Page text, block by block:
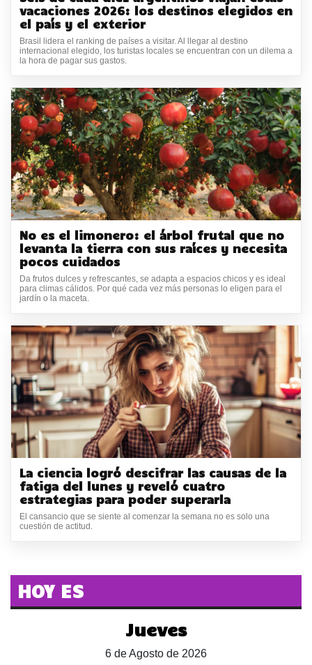
vacaciones 2026: los destinos elegidos en
el país y el exterior
Brasil lidera el ranking de países a visitar. Al llegar al destino
internacional elegido, los turistas locales se encuentran con un dilema a
la hora de pagar sus gastos.
No es el limonero: el árbol frutal que no
levanta la tierra con sus raíces y necesita
pocos cuidados
Da frutos dulces y refrescantes, se adapta a espacios chicos y es ideal
para climas cálidos. Por qué cada vez más personas lo eligen para el
jardín o la maceta.
La ciencia logró descifrar las causas de la
fatiga del lunes y reveló cuatro
estrategias para poder superarla
El cansancio que se siente al comenzar la semana no es solo una
cuestión de actitud.
HOY ES
Jueves
6 de Agosto de 2026